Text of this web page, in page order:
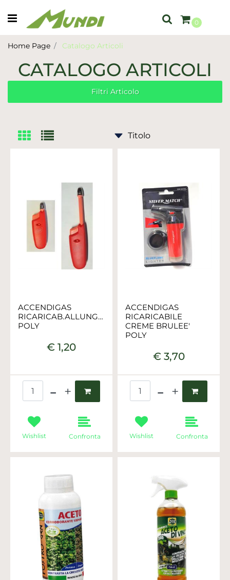
Open menu
0
Home Page Catalogo Articoli
CATALOGO ARTICOLI
Filtri Articolo
ACCENDIGAS
RICARICAB.ALLUNGABILE
POLY
€ 1,20
Wishlist Confronta
ACCENDIGAS
RICARICABILE
CREME BRULEE'
POLY
€ 3,70
Wishlist Confronta